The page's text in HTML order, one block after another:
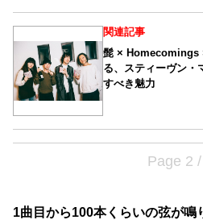
関連記事
髭 × Homecomings
る、スティーヴン・
すべき魅力
Page 2
1曲目から100本くらいの弦が鳴